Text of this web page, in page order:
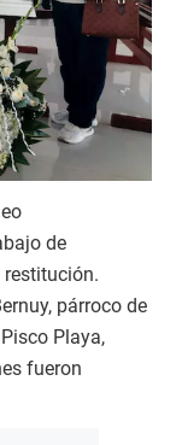
de
restitución.
párroco de
Playa,
fueron